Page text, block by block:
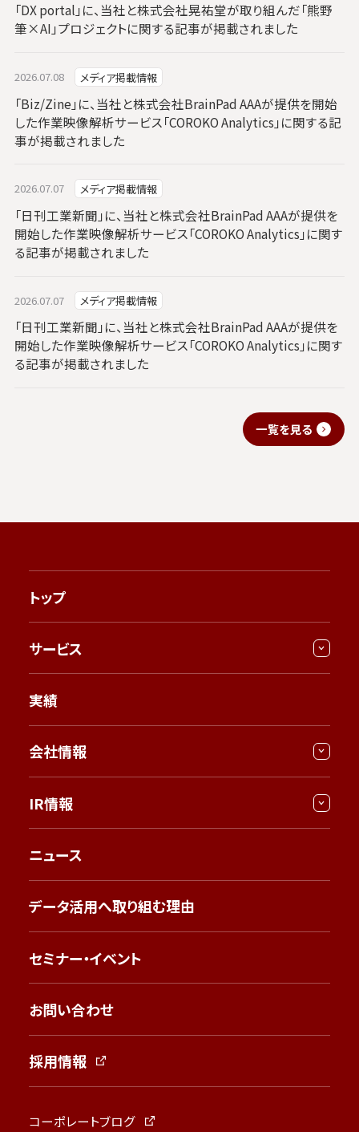
「DX portal」に、当社と株式会社晃祐堂が取り組んだ「熊野
筆×AI」プロジェクトに関する記事が掲載されました
2026.07.08 メディア掲載情報
「Biz/Zine」に、当社と株式会社BrainPad AAAが提供を開始
した作業映像解析サービス「COROKO Analytics」に関する記
事が掲載されました
2026.07.07 メディア掲載情報
「日刊工業新聞」に、当社と株式会社BrainPad AAAが提供を
開始した作業映像解析サービス「COROKO Analytics」に関す
る記事が掲載されました
2026.07.07 メディア掲載情報
「日刊工業新聞」に、当社と株式会社BrainPad AAAが提供を
開始した作業映像解析サービス「COROKO Analytics」に関す
る記事が掲載されました
一覧を見る
トップ
サービス
実績
会社情報
IR情報
ニュース
データ活用へ取り組む理由
セミナー・イベント
お問い合わせ
採用情報
コーポレートブログ